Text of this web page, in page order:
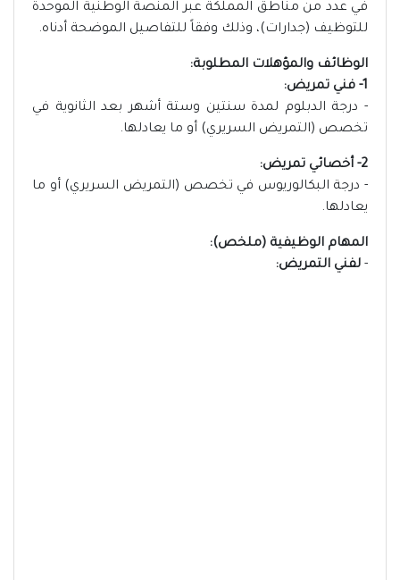
في عدد من مناطق المملكة عبر المنصة الوطنية الموحدة
للتوظيف (جدارات)، وذلك وفقاً للتفاصيل الموضحة أدناه.
الوظائف والمؤهلات المطلوبة:
1- فني تمريض:
- درجة الدبلوم لمدة سنتين وستة أشهر بعد الثانوية في
تخصص (التمريض السريري) أو ما يعادلها.
2- أخصائي تمريض:
- درجة البكالوريوس في تخصص (التمريض السريري) أو ما
يعادلها.
المهام الوظيفية (ملخص):
- لفني التمريض: